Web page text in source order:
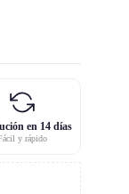
en 14 días
y rápido